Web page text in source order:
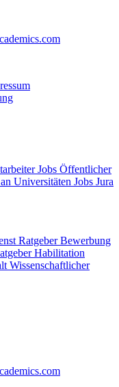
Jobs Öffentlicher
Universitäten Jobs Jura
Ratgeber Bewerbung
Habilitation
Wissenschaftlicher